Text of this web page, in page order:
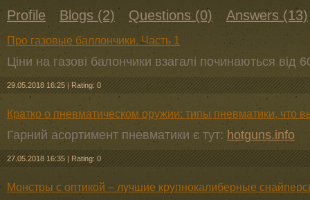
Profile Blogs (2) Questions (0) Answers (13)
Про газовые баллончики. Часть 1
Ціни на газові балончики взагалі починаються від
29.05.2018 16:25 | Rating: 0
Кратко о пневматическом оружии: типы пневматики, что
Гарний асортимент пневматики є тут: hotguns.info
27.05.2018 16:35 | Rating: 0
Монстры с оптикой – лучшие крупнокалиберные